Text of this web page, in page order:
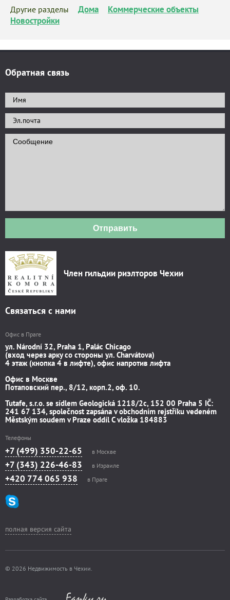
Другие разделы Дома
Коммерческие объекты
Новостройки
Обратная связь
Отправить
Член гильдии риэлторов Чехии
Связаться с нами
Офис в Праге
ул. Národní 32, Praha 1, Palác Chicago
(вход через арку со стороны ул. Charvátova)
4 этаж (кнопка 4 в лифте), офис напротив лифта
Офис в Москве
Потаповский пер., 8/12, корп.2, оф. 10.
Tutafe, s.r.o. se sídlem Geologická 1218/2c, 152 00 Praha 5 IČ:
241 67 134, společnost zapsána v obchodním rejstříku vedeném
Městským soudem v Praze oddíl C vložka 184883
Телефоны
+7 (499) 350-22-65 в Москве
+7 (343) 226-46-83 в Израиле
+420 774 065 938 в Праге
полная версия сайта
© 2026 Недвижимость в Чехии.